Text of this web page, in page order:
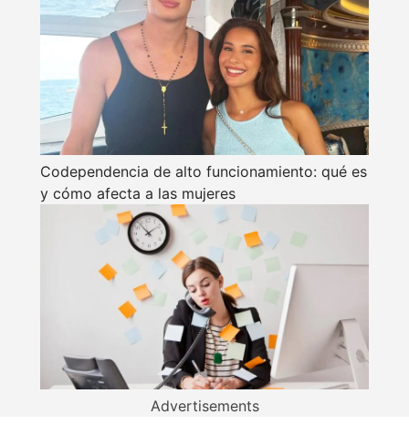
Codependencia de alto funcionamiento: qué es
y cómo afecta a las mujeres
Advertisements